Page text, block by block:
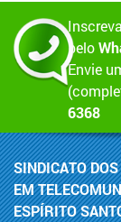
pelo
Envie
6368
SINDICATO
EM
ESPÍRITO